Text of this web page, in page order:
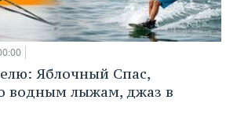
Яблочный Спас,
водным лыжам, джаз в